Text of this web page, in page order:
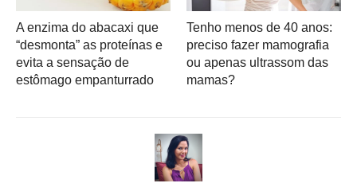
A enzima do abacaxi que
“desmonta” as proteínas e
evita a sensação de
estômago empanturrado
Tenho menos de 40 anos:
preciso fazer mamografia
ou apenas ultrassom das
mamas?